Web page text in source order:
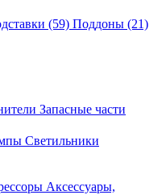
(59) Поддоны (21)
Запасные части
Светильники
Аксессуары,